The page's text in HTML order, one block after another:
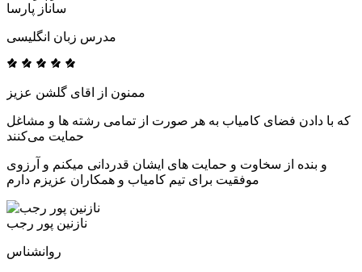
ساناز پارسا
مدرس زبان انگلیسی
که با دادن فضای کامیاب به هر صورت از تمامی رشته ها و مشاغل
حمایت می‌کنند
و بنده از سخاوت و حمایت های ایشان قدردانی میکنم و آرزوی
موفقیت برای تیم کامیاب و همکاران عزیزم دارم
نازنین پور رجب
روانشناس